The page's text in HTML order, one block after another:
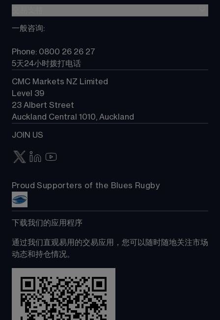
Metatrader (MT4)
TradingView
大宗商品差价合约
”新一代“交易平台指南
选择 CMC
联系我们
一般咨询:
Phone: 0800 26 26 27
5天24小时拨打电话
CMC Markets NZ Limited
Level 39
23 Albert Street
Auckland Central 1010, Auckland
JOIN US
Proud Supporters of the Blues Rugby
下载我们的应用程序
通过我们直观易用的交易应用，您可以随时随地关注市场
动态和持仓情况。